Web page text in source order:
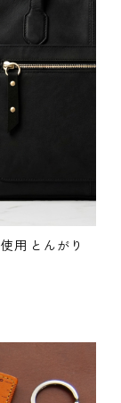
用 とんがり